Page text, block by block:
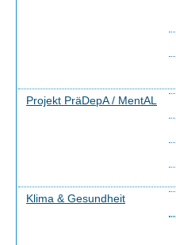
Projekt PräDepA / MentAL
Klima & Gesundheit